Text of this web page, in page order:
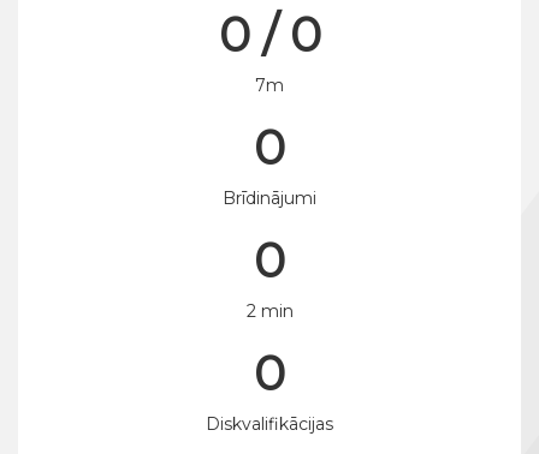
0 / 0
7m
0
Brīdinājumi
0
2 min
0
Diskvalifikācijas